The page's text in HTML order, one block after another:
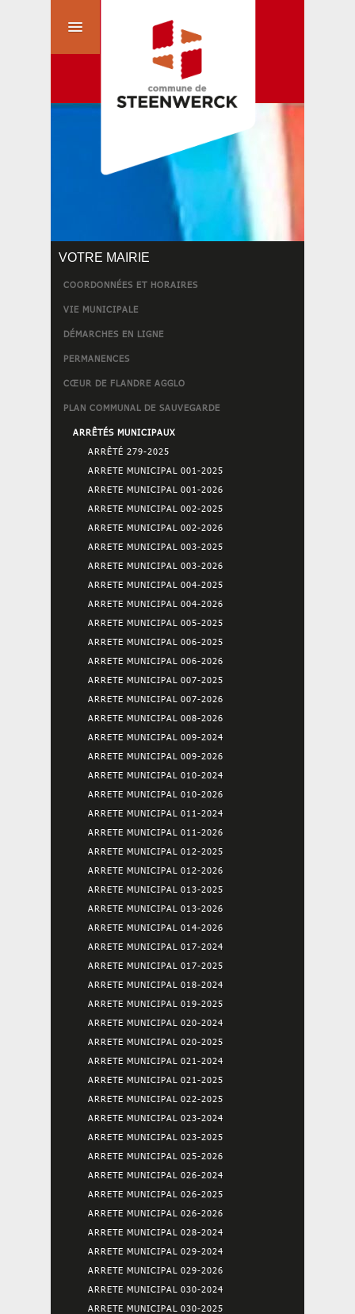
VOTRE MAIRIE
COORDONNÉES ET HORAIRES
VIE MUNICIPALE
DÉMARCHES EN LIGNE
PERMANENCES
CŒUR DE FLANDRE AGGLO
PLAN COMMUNAL DE SAUVEGARDE
ARRÊTÉS MUNICIPAUX
ARRÊTÉ 279-2025
ARRETE MUNICIPAL 001-2025
ARRETE MUNICIPAL 001-2026
ARRETE MUNICIPAL 002-2025
ARRETE MUNICIPAL 002-2026
ARRETE MUNICIPAL 003-2025
ARRETE MUNICIPAL 003-2026
ARRETE MUNICIPAL 004-2025
ARRETE MUNICIPAL 004-2026
ARRETE MUNICIPAL 005-2025
ARRETE MUNICIPAL 006-2025
ARRETE MUNICIPAL 006-2026
ARRETE MUNICIPAL 007-2025
ARRETE MUNICIPAL 007-2026
ARRETE MUNICIPAL 008-2026
ARRETE MUNICIPAL 009-2024
ARRETE MUNICIPAL 009-2026
ARRETE MUNICIPAL 010-2024
ARRETE MUNICIPAL 010-2026
ARRETE MUNICIPAL 011-2024
ARRETE MUNICIPAL 011-2026
ARRETE MUNICIPAL 012-2025
ARRETE MUNICIPAL 012-2026
ARRETE MUNICIPAL 013-2025
ARRETE MUNICIPAL 013-2026
ARRETE MUNICIPAL 014-2026
ARRETE MUNICIPAL 017-2024
ARRETE MUNICIPAL 017-2025
ARRETE MUNICIPAL 018-2024
ARRETE MUNICIPAL 019-2025
ARRETE MUNICIPAL 020-2024
ARRETE MUNICIPAL 020-2025
ARRETE MUNICIPAL 021-2024
ARRETE MUNICIPAL 021-2025
ARRETE MUNICIPAL 022-2025
ARRETE MUNICIPAL 023-2024
ARRETE MUNICIPAL 023-2025
ARRETE MUNICIPAL 025-2026
ARRETE MUNICIPAL 026-2024
ARRETE MUNICIPAL 026-2025
ARRETE MUNICIPAL 026-2026
ARRETE MUNICIPAL 028-2024
ARRETE MUNICIPAL 029-2024
ARRETE MUNICIPAL 029-2026
ARRETE MUNICIPAL 030-2024
ARRETE MUNICIPAL 030-2025